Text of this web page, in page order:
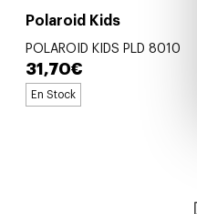
Polaroid Kids
POLAROID KIDS PLD 8010
31,70€
En Stock